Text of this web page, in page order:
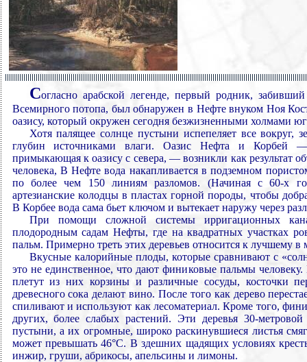
Согласно арабской легенде, первый родник,
Всемирного потопа, был обнаружен в Нефте внуком Ноя
оазису, который окружен сегодня безжизненными холмами
Хотя палящее солнце пустыни испепеляет все
глубин источниками влаги. Оазис Нефта и Корбей —
примыкающая к оазису с севера, — возникли как результат
человека, В Нефте вода накапливается в подземном
по более чем 150 линиям разломов. (Начиная с 60-х
артезианские колодцы в пластах горной породы, чтобы
В Корбее вода сама бьет ключом и вытекает наружу через
При помощи сложной системы ирригационных
плодородным садам Нефты, где на квадратных участках
пальм. Примерно треть этих деревьев относится к лучшему в
Вкусные калорийные плоды, которые сравнивают с
это не единственное, что дают финиковые пальмы
плетут из них корзины и различные сосуды, косточки
древесного сока делают вино. После того как дерево
спиливают и используют как лесоматериал. Кроме того,
других, более слабых растений. Эти деревья 30-
пустыни, а их огромные, широко раскинувшиеся листья
может превышать 46°С. В здешних щадящих условиях
инжир, груши, абрикосы, апельсины и лимоны.